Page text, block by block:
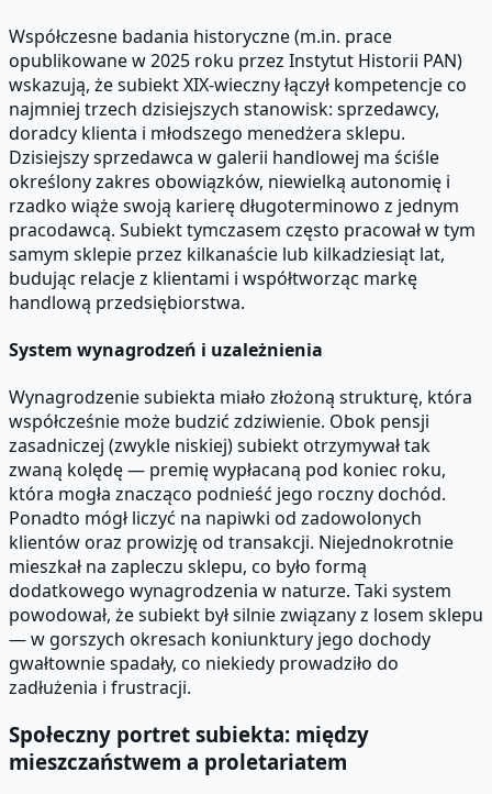
Współczesne badania historyczne (m.in. prace
opublikowane w 2025 roku przez Instytut Historii PAN)
wskazują, że subiekt XIX-wieczny łączył kompetencje co
najmniej trzech dzisiejszych stanowisk: sprzedawcy,
doradcy klienta i młodszego menedżera sklepu.
Dzisiejszy sprzedawca w galerii handlowej ma ściśle
określony zakres obowiązków, niewielką autonomię i
rzadko wiąże swoją karierę długoterminowo z jednym
pracodawcą. Subiekt tymczasem często pracował w tym
samym sklepie przez kilkanaście lub kilkadziesiąt lat,
budując relacje z klientami i współtworząc markę
handlową przedsiębiorstwa.
System wynagrodzeń i uzależnienia
Wynagrodzenie subiekta miało złożoną strukturę, która
współcześnie może budzić zdziwienie. Obok pensji
zasadniczej (zwykle niskiej) subiekt otrzymywał tak
zwaną kolędę — premię wypłacaną pod koniec roku,
która mogła znacząco podnieść jego roczny dochód.
Ponadto mógł liczyć na napiwki od zadowolonych
klientów oraz prowizję od transakcji. Niejednokrotnie
mieszkał na zapleczu sklepu, co było formą
dodatkowego wynagrodzenia w naturze. Taki system
powodował, że subiekt był silnie związany z losem sklepu
— w gorszych okresach koniunktury jego dochody
gwałtownie spadały, co niekiedy prowadziło do
zadłużenia i frustracji.
Społeczny portret subiekta: między
mieszczaństwem a proletariatem